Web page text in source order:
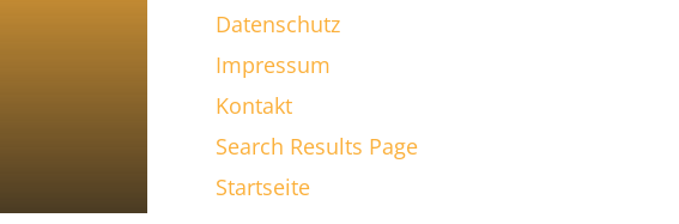
Datenschutz
Impressum
Kontakt
Search Results Page
Startseite